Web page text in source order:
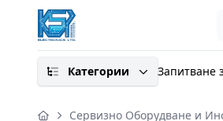
Категории Запитване
Сервизно Оборудване и